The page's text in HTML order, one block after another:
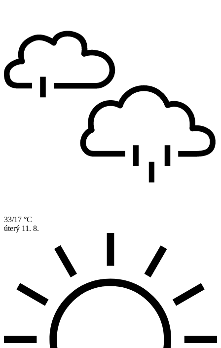
33/17 °C
úterý 11. 8.